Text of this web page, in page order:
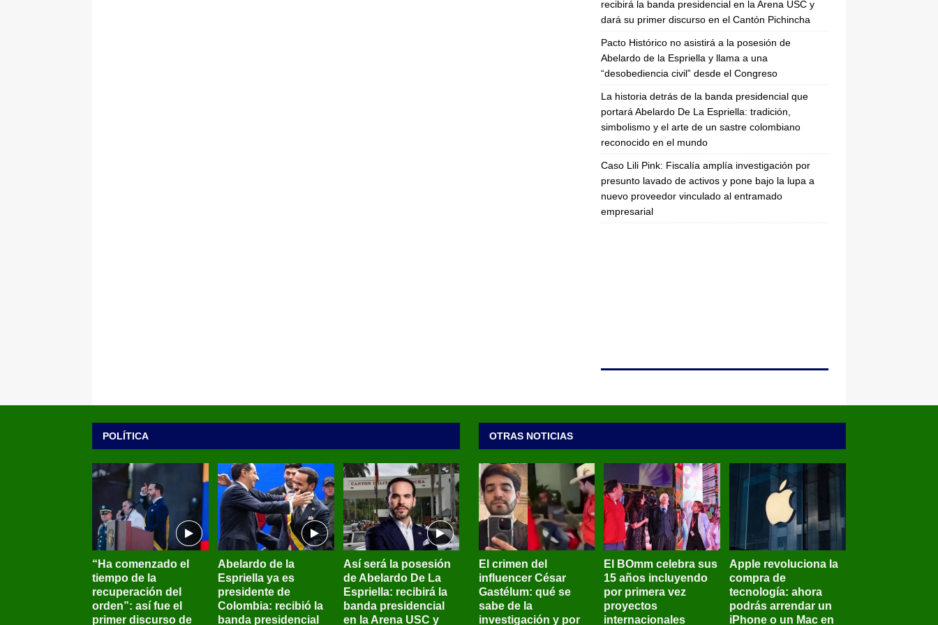
recibirá la banda presidencial en la Arena USC y
dará su primer discurso en el Cantón Pichincha
Pacto Histórico no asistirá a la posesión de
Abelardo de la Espriella y llama a una
“desobediencia civil” desde el Congreso
La historia detrás de la banda presidencial que
portará Abelardo De La Espriella: tradición,
simbolismo y el arte de un sastre colombiano
reconocido en el mundo
Caso Lili Pink: Fiscalía amplía investigación por
presunto lavado de activos y pone bajo la lupa a
nuevo proveedor vinculado al entramado
empresarial
POLÍTICA
“Ha comenzado el
tiempo de la
recuperación del
orden”: así fue el
primer discurso de
Abelardo de la
Espriella ya es
presidente de
Colombia: recibió la
banda presidencial
Así será la posesión
de Abelardo De La
Espriella: recibirá la
banda presidencial
en la Arena USC y
OTRAS NOTICIAS
El crimen del
influencer César
Gastélum: qué se
sabe de la
investigación y por
El BOmm celebra sus
15 años incluyendo
por primera vez
proyectos
internacionales
Apple revoluciona la
compra de
tecnología: ahora
podrás arrendar un
iPhone o un Mac en